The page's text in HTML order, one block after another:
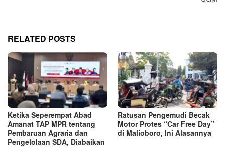
RELATED POSTS
Ketika Seperempat Abad
Amanat TAP MPR tentang
Pembaruan Agraria dan
Pengelolaan SDA, Diabaikan
Ratusan Pengemudi Becak
Motor Protes “Car Free Day”
di Malioboro, Ini Alasannya